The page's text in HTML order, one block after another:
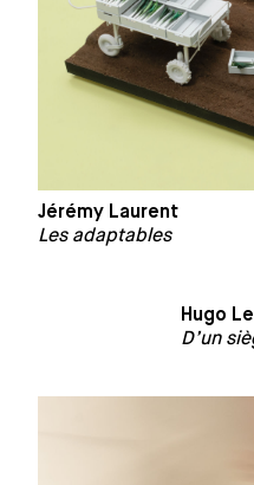
Jérémy Laurent
Les adaptables
Hugo
D’un